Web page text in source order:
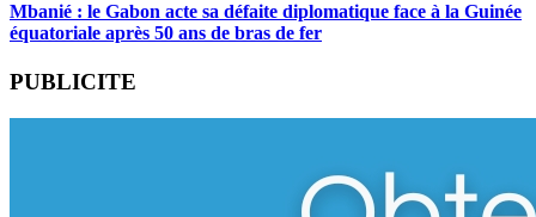
Mbanié : le Gabon acte sa défaite diplomatique face à la Guinée
équatoriale après 50 ans de bras de fer
PUBLICITE